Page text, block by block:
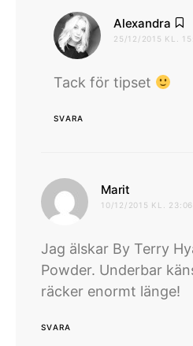
Alexandra
25/12/2015 KL.
Tack för tipset
SVARA
Marit
10/12/2015 KL. 23:06
Jag älskar By Terry
Powder. Underbar
räcker enormt länge!
SVARA